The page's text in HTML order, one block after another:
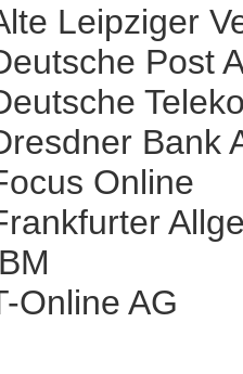
Leipziger
Post
Bank
Online
Online AG